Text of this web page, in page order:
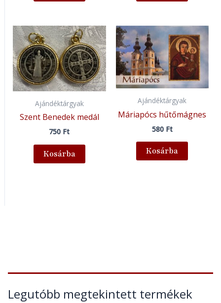
Legutóbb megtekintett termékek
Ajándéktárgyak
Szent Benedek medál
750 Ft
Kosárba
Ajándéktárgyak
Máriapócs hűtőmágnes
580 Ft
Kosárba